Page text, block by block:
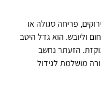
פריחה סגולה או
וליובש. הוא גדל היטב
הזעתר נחשב
מושלמת לגידול